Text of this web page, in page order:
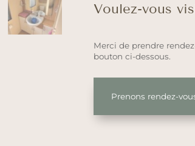
Voulez-vous
Merci de prendre
bouton ci-dessous.
Prenons rendez-